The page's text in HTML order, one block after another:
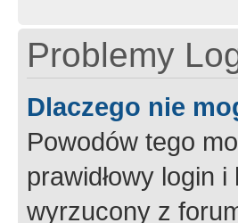
Problemy
Dlaczego nie
Powodów tego
prawidłowy login
wyrzucony z